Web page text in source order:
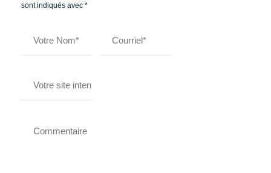
sont indiqués avec *